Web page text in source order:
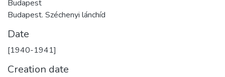
Budapest
Budapest. Széchenyi lánchíd
Date
[1940-1941]
Creation date